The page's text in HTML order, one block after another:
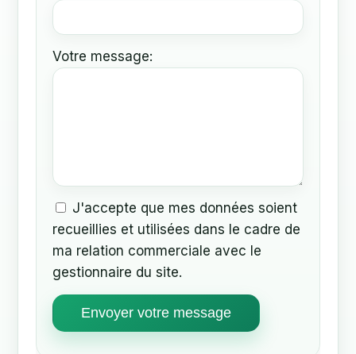
Votre message:
J'accepte que mes données soient
recueillies et utilisées dans le cadre de
ma relation commerciale avec le
gestionnaire du site.